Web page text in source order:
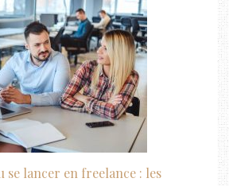
se lancer en freelance : les